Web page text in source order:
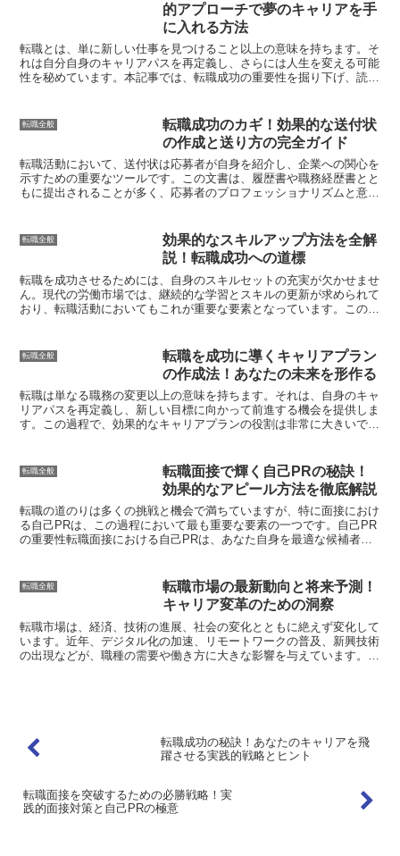
的アプローチで夢のキャリアを手
に入れる方法
転職とは、単に新しい仕事を見つけること以上の意味を持ちます。そ
れは自分自身のキャリアパスを再定義し、さらには人生を変える可能
性を秘めています。本記事では、転職成功の重要性を掘り下げ、読者
転職全般
転職成功のカギ！効果的な送付状
の作成と送り方の完全ガイド
転職活動において、送付状は応募者が自身を紹介し、企業への関心を
示すための重要なツールです。この文書は、履歴書や職務経歴書とと
もに提出されることが多く、応募者のプロフェッショナリズムと意欲
転職全般
効果的なスキルアップ方法を全解
説！転職成功への道標
転職を成功させるためには、自身のスキルセットの充実が欠かせませ
ん。現代の労働市場では、継続的な学習とスキルの更新が求められて
おり、転職活動においてもこれが重要な要素となっています。この記
転職全般
転職を成功に導くキャリアプラン
の作成法！あなたの未来を形作る
転職は単なる職務の変更以上の意味を持ちます。それは、自身のキャ
リアパスを再定義し、新しい目標に向かって前進する機会を提供しま
す。この過程で、効果的なキャリアプランの役割は非常に大きいで
転職全般
転職面接で輝く自己PRの秘訣！
効果的なアピール方法を徹底解説
転職の道のりは多くの挑戦と機会で満ちていますが、特に面接におけ
る自己PRは、この過程において最も重要な要素の一つです。自己PR
の重要性転職面接における自己PRは、あなた自身を最適な候補者と
転職全般
転職市場の最新動向と将来予測！
キャリア変革のための洞察
転職市場は、経済、技術の進展、社会の変化とともに絶えず変化して
います。近年、デジタル化の加速、リモートワークの普及、新興技術
の出現などが、職種の需要や働き方に大きな影響を与えています。こ
転職成功の秘訣！あなたのキャリアを飛
躍させる実践的戦略とヒント
転職面接を突破するための必勝戦略！実
践的面接対策と自己PRの極意